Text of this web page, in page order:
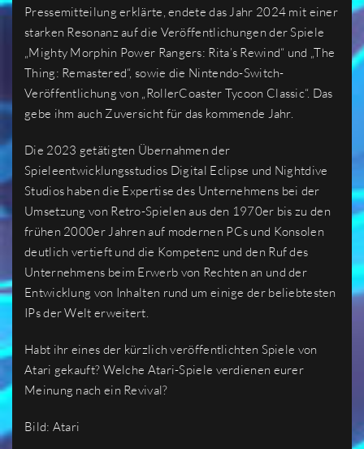
Pressemitteilung erklärte, endete das Jahr 2024 mit einer
starken Resonanz auf die Veröffentlichungen der Spiele
„Mighty Morphin Power Rangers: Rita’s Rewind“ und „The
Thing: Remastered“, sowie die Nintendo-Switch-
Veröffentlichung von „RollerCoaster Tycoon Classic“. Das
gebe ihm auch Zuversicht für das kommende Jahr.
Die 2023 getätigten Übernahmen der
Spieleentwicklungsstudios Digital Eclipse und Nightdive
Studios haben die Expertise des Unternehmens bei der
Umsetzung von Retro-Spielen aus den 1970er bis zu den
frühen 2000er Jahren auf modernen PCs und Konsolen
deutlich vertieft und die Kompetenz und den Ruf des
Unternehmens beim Erwerb von Rechten an und der
Entwicklung von Inhalten rund um einige der beliebtesten
IPs der Welt erweitert.
Habt ihr eines der kürzlich veröffentlichten Spiele von
Atari gekauft? Welche Atari-Spiele verdienen eurer
Meinung nach ein Revival?
Bild: Atari